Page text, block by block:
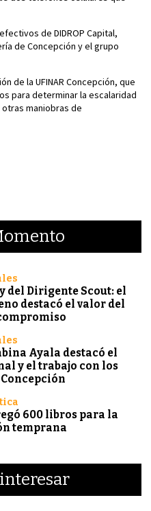
de DIDROP Capital,
de Concepción y el grupo
de la UFINAR Concepción, que
para determinar la escalaridad
maniobras de
del Dirigente Scout: el
destacó el valor del
Ayala destacó el
y el trabajo con los
600 libros para la
temprana